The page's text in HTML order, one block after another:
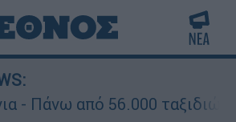
ταξιδιώτες αναχωρούν